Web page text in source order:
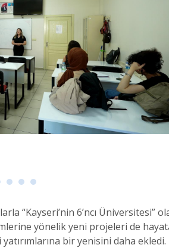
“Kayseri’nin 6’ncı Üniversitesi”
yönelik yeni projeleri de
bir yenisini daha ekledi.